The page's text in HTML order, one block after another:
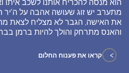
הוא מנסה להכריח אותנו לשכב איתו
מתערב יש זוג שעושה אהבה על ה'יר
את האישה, הגבר לא מצליח לצאת
והאנס מתרחק והולך להיות ברמן
> קראו את פענוח החלום